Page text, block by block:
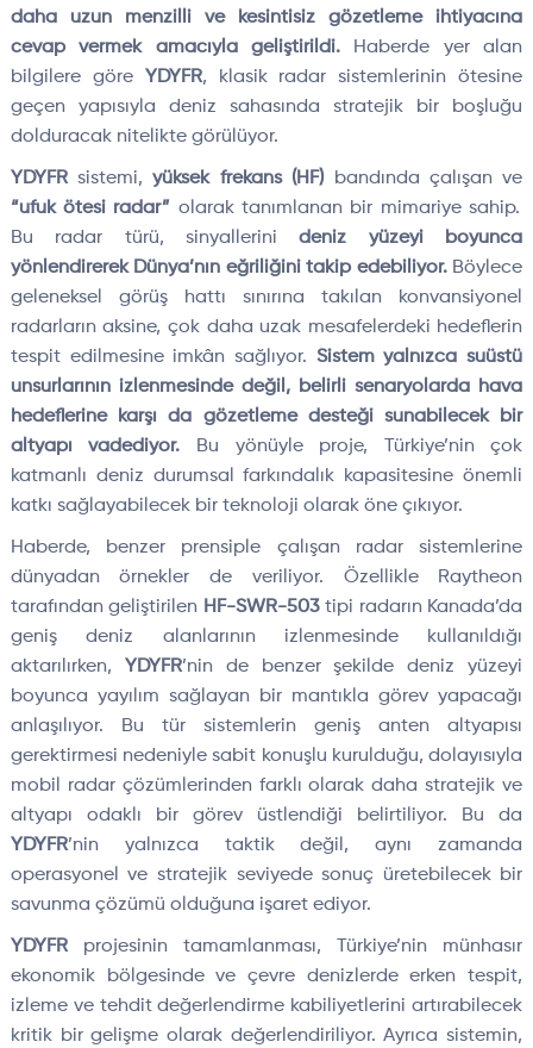
daha uzun menzilli ve kesintisiz gözetleme ihtiyacına
cevap vermek amacıyla geliştirildi. Haberde yer alan
bilgilere göre YDYFR, klasik radar sistemlerinin ötesine
geçen yapısıyla deniz sahasında stratejik bir boşluğu
dolduracak nitelikte görülüyor.
YDYFRsistemi,yüksek frekans (HF)
bandında çalışan ve
“ufuk ötesi radar” olarak tanımlanan bir mimariye sahip.
Bu radar türü, sinyallerinideniz yüzeyi boyunca
yönlendirerek Dünya’nın eğriliğini takip edebiliyor. Böylece
geleneksel görüş hattı sınırına takılan konvansiyonel
radarların aksine, çok daha uzak mesafelerdeki hedeflerin
tespit edilmesine imkân sağlıyor. Sistem yalnızca suüstü
unsurlarının izlenmesinde değil, belirli senaryolarda hava
hedeflerine karşı da gözetleme desteği sunabilecek bir
altyapı vadediyor. Bu yönüyle proje, Türkiye’nin çok
katmanlı deniz durumsal farkındalık kapasitesine önemli
katkı sağlayabilecek bir teknoloji olarak öne çıkıyor.
Haberde, benzer prensiple çalışan radar sistemlerine
dünyadan örnekler de veriliyor. Özellikle Raytheon
tarafından geliştirilen HF-SWR-503tipi radarın Kanada’da
geniş deniz alanlarının izlenmesinde kullanıldığı
aktarılırken, YDYFR’nin de benzer şekilde deniz yüzeyi
boyunca yayılım sağlayan bir mantıkla görev yapacağı
anlaşılıyor. Bu tür sistemlerin geniş anten altyapısı
gerektirmesi nedeniyle sabit konuşlu kurulduğu, dolayısıyla
mobil radar çözümlerinden farklı olarak daha stratejik ve
altyapı odaklı bir görev üstlendiği belirtiliyor. Bu da
YDYFR’nin yalnızca taktik değil, aynı zamanda
operasyonel ve stratejik seviyede sonuç üretebilecek bir
savunma çözümü olduğuna işaret ediyor.
YDYFR projesinin tamamlanması, Türkiye’nin münhasır
ekonomik bölgesinde ve çevre denizlerde erken tespit,
izleme ve tehdit değerlendirme kabiliyetlerini artırabilecek
kritik bir gelişme olarak değerlendiriliyor. Ayrıca sistemin,